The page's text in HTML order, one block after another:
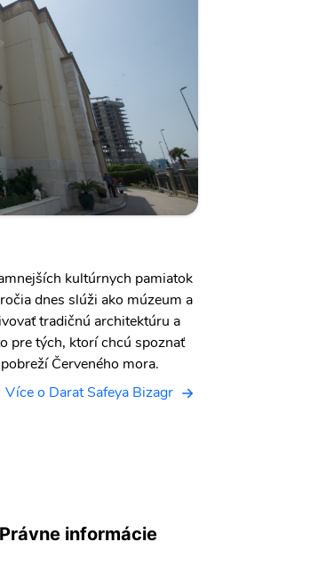
kultúrnych pamiatok
dnes slúži ako múzeum a
tradičnú architektúru a
pre tých, ktorí chcú spoznať
Červeného mora.
Více o Darat Safeya Bizagr
Právne informácie